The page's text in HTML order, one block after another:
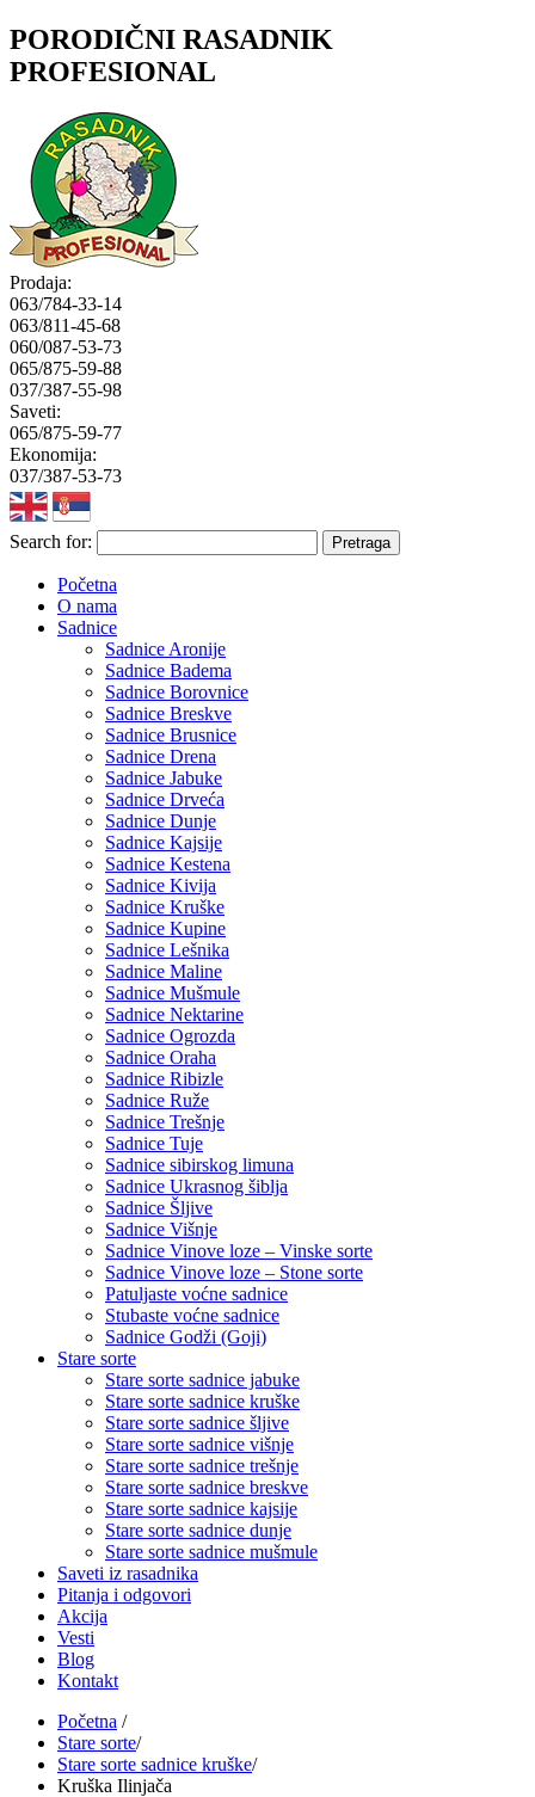
PORODIČNI RASADNIK
PROFESIONAL
Prodaja:
063/784-33-14
063/811-45-68
060/087-53-73
065/875-59-88
037/387-55-98
Saveti:
065/875-59-77
Ekonomija:
037/387-53-73
Search for:
Početna
O nama
Sadnice
Sadnice Aronije
Sadnice Badema
Sadnice Borovnice
Sadnice Breskve
Sadnice Brusnice
Sadnice Drena
Sadnice Jabuke
Sadnice Drveća
Sadnice Dunje
Sadnice Kajsije
Sadnice Kestena
Sadnice Kivija
Sadnice Kruške
Sadnice Kupine
Sadnice Lešnika
Sadnice Maline
Sadnice Mušmule
Sadnice Nektarine
Sadnice Ogrozda
Sadnice Oraha
Sadnice Ribizle
Sadnice Ruže
Sadnice Trešnje
Sadnice Tuje
Sadnice sibirskog limuna
Sadnice Ukrasnog šiblja
Sadnice Šljive
Sadnice Višnje
Sadnice Vinove loze – Vinske sorte
Sadnice Vinove loze – Stone sorte
Patuljaste voćne sadnice
Stubaste voćne sadnice
Sadnice Godži (Goji)
Stare sorte
Stare sorte sadnice jabuke
Stare sorte sadnice kruške
Stare sorte sadnice šljive
Stare sorte sadnice višnje
Stare sorte sadnice trešnje
Stare sorte sadnice breskve
Stare sorte sadnice kajsije
Stare sorte sadnice dunje
Stare sorte sadnice mušmule
Saveti iz rasadnika
Pitanja i odgovori
Akcija
Vesti
Blog
Kontakt
Početna /
Stare sorte/
Stare sorte sadnice kruške/
Kruška Ilinjača